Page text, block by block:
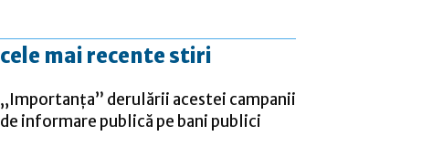
cele mai recente stiri
„Importanţa” derulării acestei campanii
de informare publică pe bani publici